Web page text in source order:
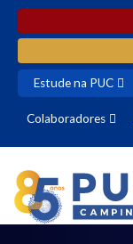
Estude na PUC
Colaboradores